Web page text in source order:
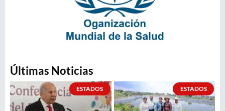
Últimas Noticias
ESTADOS ESTADOS